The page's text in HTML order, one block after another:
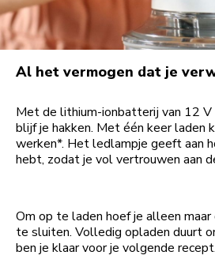
Al het vermogen dat je
Met de lithium-ionbatterij van 12
blijf je hakken. Met één keer laden
werken*. Het ledlampje geeft aan
hebt, zodat je vol vertrouwen aan
Om op te laden hoef je alleen
te sluiten. Volledig opladen duurt
ben je klaar voor je volgende recept.